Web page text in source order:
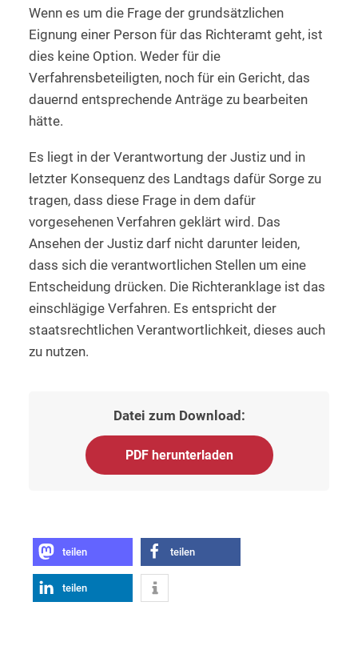
Wenn es um die Frage der grundsätzlichen
Eignung einer Person für das Richteramt geht, ist
dies keine Option. Weder für die
Verfahrensbeteiligten, noch für ein Gericht, das
dauernd entsprechende Anträge zu bearbeiten
hätte.
Es liegt in der Verantwortung der Justiz und in
letzter Konsequenz des Landtags dafür Sorge zu
tragen, dass diese Frage in dem dafür
vorgesehenen Verfahren geklärt wird. Das
Ansehen der Justiz darf nicht darunter leiden,
dass sich die verantwortlichen Stellen um eine
Entscheidung drücken. Die Richteranklage ist das
einschlägige Verfahren. Es entspricht der
staatsrechtlichen Verantwortlichkeit, dieses auch
zu nutzen.
Datei zum Download:
PDF herunterladen
teilen teilen
teilen